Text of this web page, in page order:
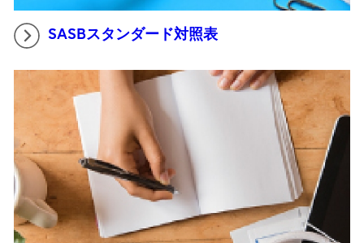
SASBスタンダード対照表